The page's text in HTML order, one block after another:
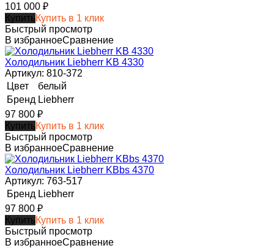
101 000 ₽
КупитьКупить в 1 клик
Быстрый просмотр
В избранноеСравнение
Холодильник Liebherr KB 4330
Артикул: 810-372
Цвет
белый
Бренд Liebherr
97 800 ₽
КупитьКупить в 1 клик
Быстрый просмотр
В избранноеСравнение
Холодильник Liebherr KBbs 4370
Артикул: 763-517
Бренд Liebherr
97 800 ₽
КупитьКупить в 1 клик
Быстрый просмотр
В избранноеСравнение